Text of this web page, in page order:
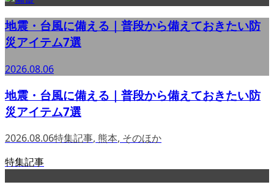
地震・台風に備える｜普段から備えておきたい防
災アイテム7選
2026.08.06
地震・台風に備える｜普段から備えておきたい防
災アイテム7選
2026.08.06特集記事, 熊本, そのほか
特集記事